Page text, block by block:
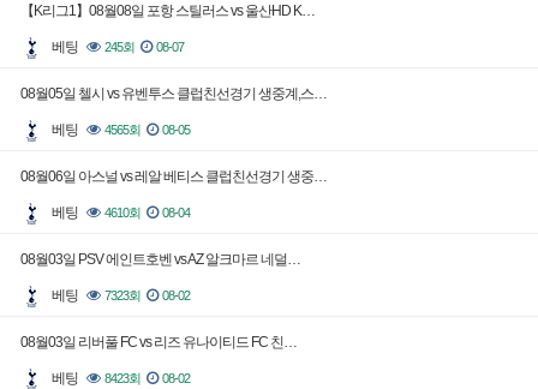
【K리그1】08월08일 포항 스틸러스 vs 울산HD K…
베팅 245회 08-07
08월05일 첼시 vs 유벤투스 클럽친선경기 생중계,스…
베팅 4565회 08-05
08월06일 아스널 vs 레알 베티스 클럽친선경기 생중…
베팅 4610회 08-04
08월03일 PSV 에인트호벤 vs AZ 알크마르 네덜…
베팅 7323회 08-02
08월03일 리버풀 FC vs 리즈 유나이티드 FC 친…
베팅 8423회 08-02